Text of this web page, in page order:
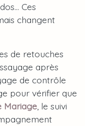
Ces
changent
de retouches
après
de contrôle
pour vérifier que
Mariage , le suivi